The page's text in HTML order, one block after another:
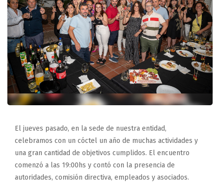
El jueves pasado, en la sede de nuestra entidad,
celebramos con un cóctel un año de muchas actividades y
una gran cantidad de objetivos cumplidos. El encuentro
comenzó a las 19:00hs y contó con la presencia de
autoridades, comisión directiva, empleados y asociados.